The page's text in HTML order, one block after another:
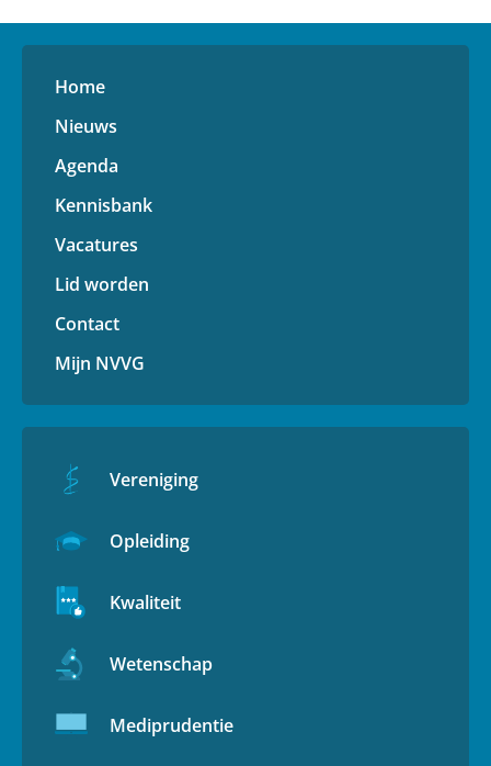
Home
Nieuws
Agenda
Kennisbank
Vacatures
Lid worden
Contact
Mijn NVVG
Vereniging
Opleiding
Kwaliteit
Wetenschap
Mediprudentie